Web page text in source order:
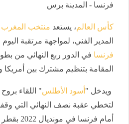
فرنسا - المدينة برس
كأس العالم، يستعد منتخب المغرب
المدير الفني، لمواجهة مرتقبة
فرنسا
المقامة بتنظيم مشترك بين أمريكا
ويدخل " أسود الأطلس" اللقاء
لتخطي عقبة نصف النهائي التي
أمام